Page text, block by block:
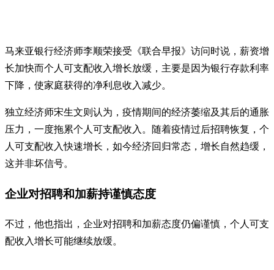
马来亚银行经济师李顺荣接受《联合早报》访问时说，薪资增
长加快而个人可支配收入增长放缓，主要是因为银行存款利率
下降，使家庭获得的净利息收入减少。
独立经济师宋生文则认为，疫情期间的经济萎缩及其后的通胀
压力，一度拖累个人可支配收入。随着疫情过后招聘恢复，个
人可支配收入快速增长，如今经济回归常态，增长自然趋缓，
这并非坏信号。
企业对招聘和加薪持谨慎态度
不过，他也指出，企业对招聘和加薪态度仍偏谨慎，个人可支
配收入增长可能继续放缓。